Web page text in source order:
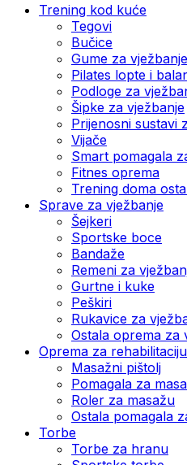
Trening kod kuće
Tegovi
Bučice
Gume za vježbanje
Pilates lopte i
Podloge za
Šipke za vježbanje
Prijenosni sustavi
Vijače
Smart pomagala
Fitnes oprema
Trening doma
Sprave za vježbanje
Šejkeri
Sportske boce
Bandaže
Remeni za
Gurtne i kuke
Peškiri
Rukavice za
Ostala oprema za
Oprema za rehabilitaciju
Masažni pištolj
Pomagala za
Roler za masažu
Ostala pomagala
Torbe
Torbe za hranu